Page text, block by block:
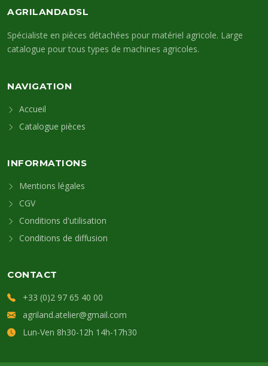
AGRILANDADSL
Spécialiste en pièces détachées pour matériel agricole. Large
catalogue pour tous types de machines agricoles.
NAVIGATION
Accueil
Catalogue pièces
INFORMATIONS
Mentions légales
CGV
Conditions d'utilisation
Conditions de diffusion
CONTACT
+33 (0)2 97 65 40 00
agriland.atelier@gmail.com
Lun-Ven 8h30-12h 14h-17h30